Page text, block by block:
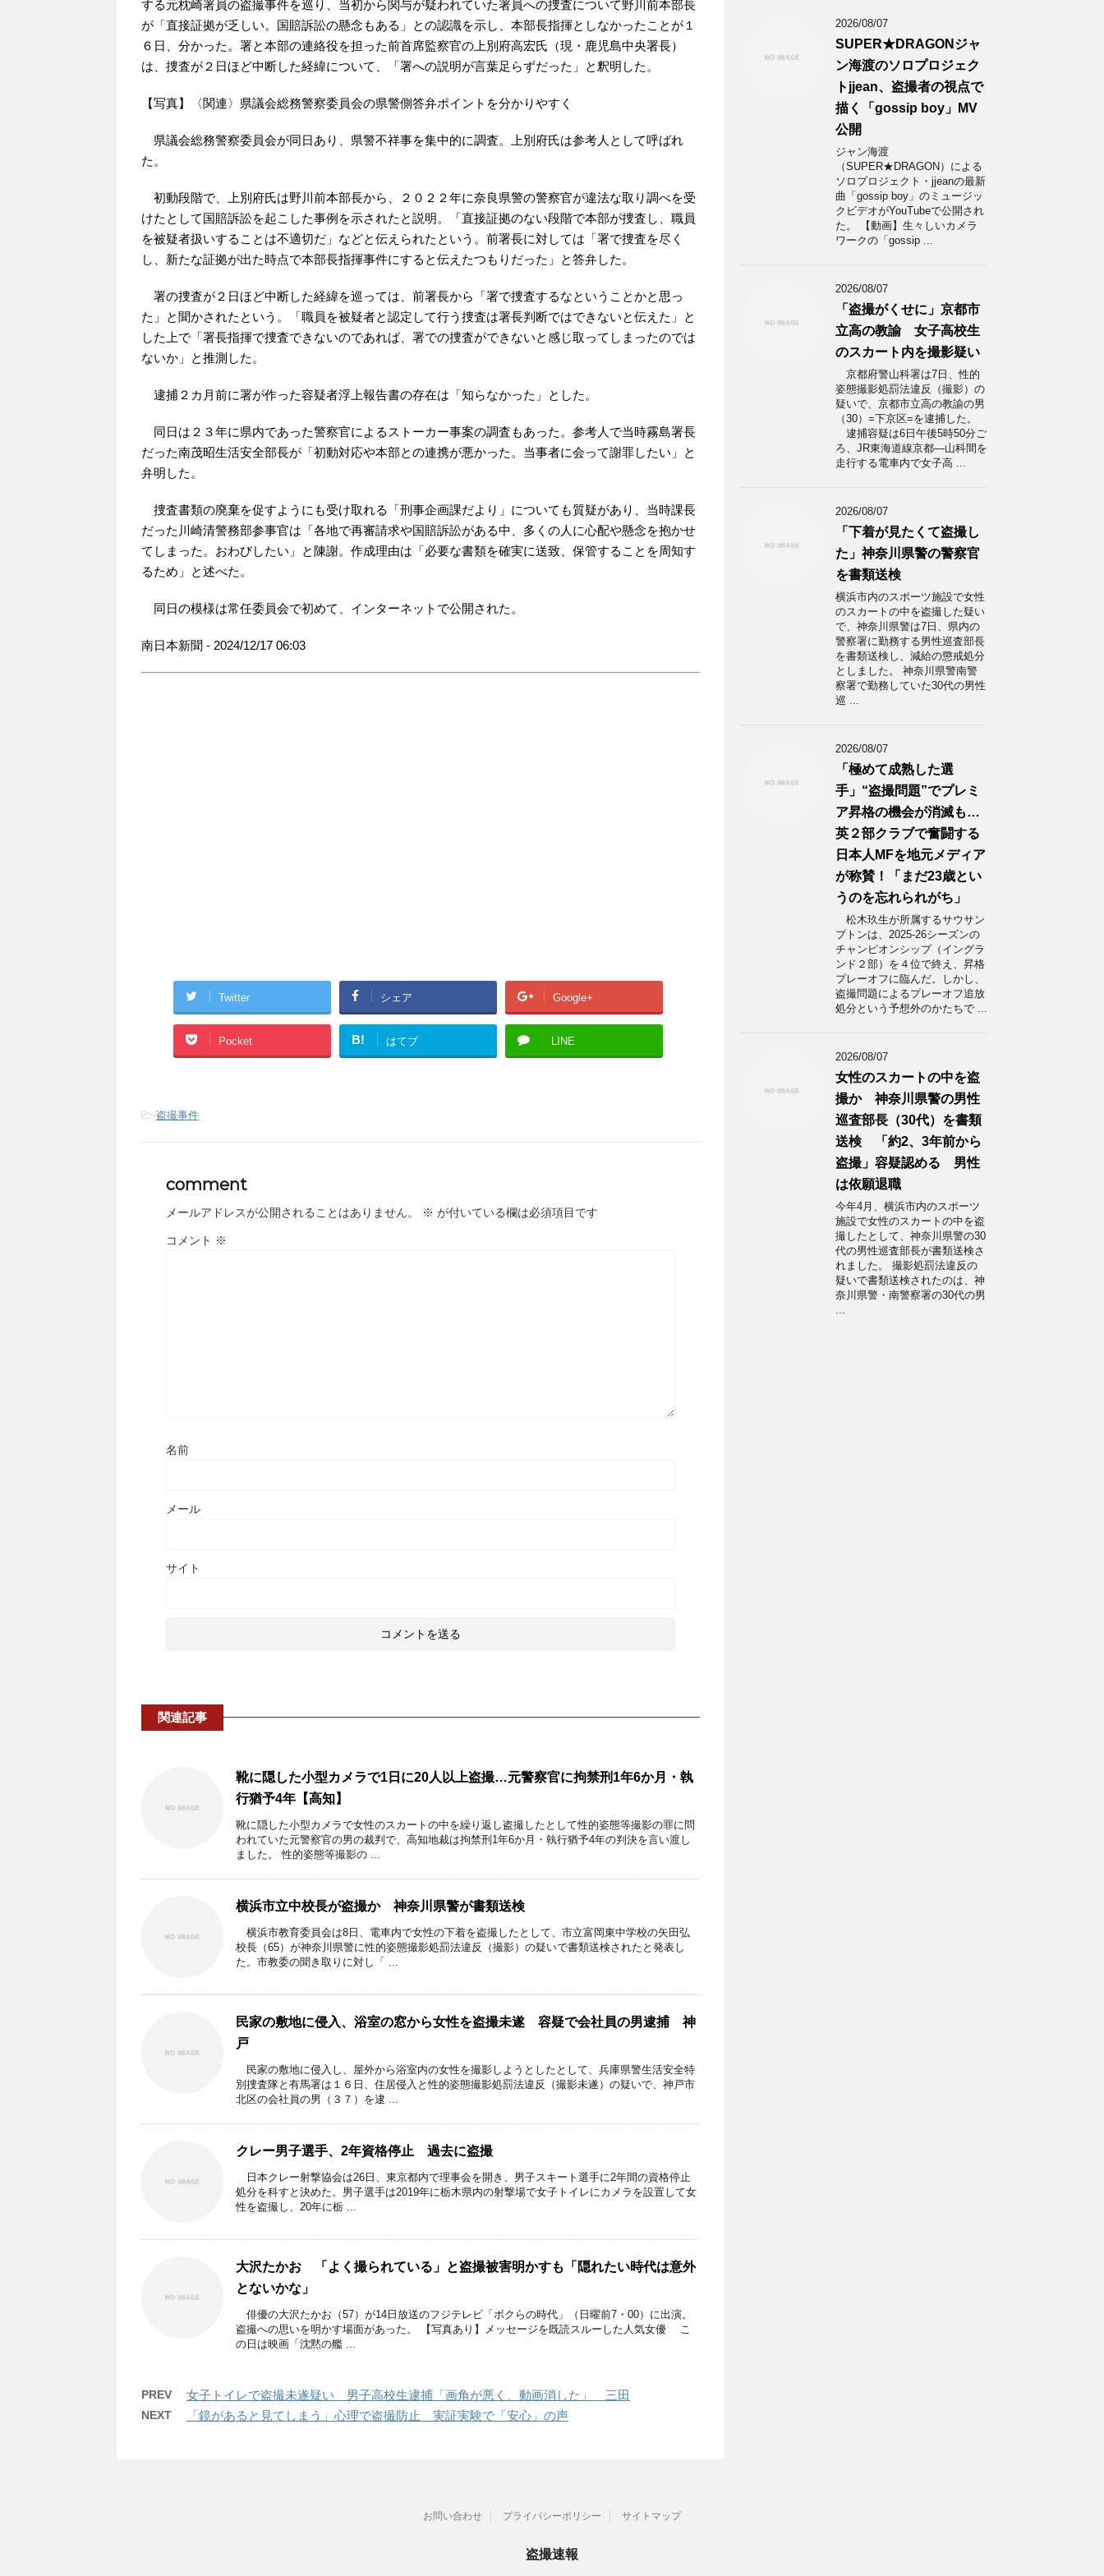
する元枕崎署員の盗撮事件を巡り、当初から関与が疑われていた署員への捜査について野川前本部長
が「直接証拠が乏しい。国賠訴訟の懸念もある」との認識を示し、本部長指揮としなかったことが１
６日、分かった。署と本部の連絡役を担った前首席監察官の上別府高宏氏（現・鹿児島中央署長）
は、捜査が２日ほど中断した経緯について、「署への説明が言葉足らずだった」と釈明した。
【写真】〈関連〉県議会総務警察委員会の県警側答弁ポイントを分かりやすく
県議会総務警察委員会が同日あり、県警不祥事を集中的に調査。上別府氏は参考人として呼ばれ
た。
初動段階で、上別府氏は野川前本部長から、２０２２年に奈良県警の警察官が違法な取り調べを受
けたとして国賠訴訟を起こした事例を示されたと説明。「直接証拠のない段階で本部が捜査し、職員
を被疑者扱いすることは不適切だ」などと伝えられたという。前署長に対しては「署で捜査を尽く
し、新たな証拠が出た時点で本部長指揮事件にすると伝えたつもりだった」と答弁した。
署の捜査が２日ほど中断した経緯を巡っては、前署長から「署で捜査するなということかと思っ
た」と聞かされたという。「職員を被疑者と認定して行う捜査は署長判断ではできないと伝えた」と
した上で「署長指揮で捜査できないのであれば、署での捜査ができないと感じ取ってしまったのでは
ないか」と推測した。
逮捕２カ月前に署が作った容疑者浮上報告書の存在は「知らなかった」とした。
同日は２３年に県内であった警察官によるストーカー事案の調査もあった。参考人で当時霧島署長
だった南茂昭生活安全部長が「初動対応や本部との連携が悪かった。当事者に会って謝罪したい」と
弁明した。
捜査書類の廃棄を促すようにも受け取れる「刑事企画課だより」についても質疑があり、当時課長
だった川崎清警務部参事官は「各地で再審請求や国賠訴訟がある中、多くの人に心配や懸念を抱かせ
てしまった。おわびしたい」と陳謝。作成理由は「必要な書類を確実に送致、保管することを周知す
るため」と述べた。
同日の模様は常任委員会で初めて、インターネットで公開された。
南日本新聞 - 2024/12/17 06:03
Twitter シェア Google+
Pocket B! はてブ LINE
-盗撮事件
comment
メールアドレスが公開されることはありません。 ※ が付いている欄は必須項目です
コメント ※
名前
メール
サイト
関連記事
靴に隠した小型カメラで1日に20人以上盗撮…元警察官に拘禁刑1年6か月・執
行猶予4年【高知】
靴に隠した小型カメラで女性のスカートの中を繰り返し盗撮したとして性的姿態等撮影の罪に問
われていた元警察官の男の裁判で、高知地裁は拘禁刑1年6か月・執行猶予4年の判決を言い渡し
ました。 性的姿態等撮影の ...
横浜市立中校長が盗撮か 神奈川県警が書類送検
横浜市教育委員会は8日、電車内で女性の下着を盗撮したとして、市立富岡東中学校の矢田弘
校長（65）が神奈川県警に性的姿態撮影処罰法違反（撮影）の疑いで書類送検されたと発表し
た。市教委の聞き取りに対し「 ...
民家の敷地に侵入、浴室の窓から女性を盗撮未遂 容疑で会社員の男逮捕 神
戸
民家の敷地に侵入し、屋外から浴室内の女性を撮影しようとしたとして、兵庫県警生活安全特
別捜査隊と有馬署は１６日、住居侵入と性的姿態撮影処罰法違反（撮影未遂）の疑いで、神戸市
北区の会社員の男（３７）を逮 ...
クレー男子選手、2年資格停止 過去に盗撮
日本クレー射撃協会は26日、東京都内で理事会を開き、男子スキート選手に2年間の資格停止
処分を科すと決めた。男子選手は2019年に栃木県内の射撃場で女子トイレにカメラを設置して女
性を盗撮し、20年に栃 ...
大沢たかお 「よく撮られている」と盗撮被害明かすも「隠れたい時代は意外
とないかな」
俳優の大沢たかお（57）が14日放送のフジテレビ「ボクらの時代」（日曜前7・00）に出演。
盗撮への思いを明かす場面があった。 【写真あり】メッセージを既読スルーした人気女優 こ
の日は映画「沈黙の艦 ...
PREV 女子トイレで盗撮未遂疑い 男子高校生逮捕「画角が悪く、動画消した」 三田
NEXT 「鏡があると見てしまう」心理で盗撮防止 実証実験で「安心」の声
2026/08/07
SUPER★DRAGONジャ
ン海渡のソロプロジェク
トjjean、盗撮者の視点で
描く「gossip boy」MV
公開
ジャン海渡
（SUPER★DRAGON）による
ソロプロジェクト・jjeanの最新
曲「gossip boy」のミュージッ
クビデオがYouTubeで公開され
た。 【動画】生々しいカメラ
ワークの「gossip ...
2026/08/07
「盗撮がくせに」京都市
立高の教諭 女子高校生
のスカート内を撮影疑い
京都府警山科署は7日、性的
姿態撮影処罰法違反（撮影）の
疑いで、京都市立高の教諭の男
（30）=下京区=を逮捕した。
逮捕容疑は6日午後5時50分ご
ろ、JR東海道線京都―山科間を
走行する電車内で女子高 ...
2026/08/07
「下着が見たくて盗撮し
た」神奈川県警の警察官
を書類送検
横浜市内のスポーツ施設で女性
のスカートの中を盗撮した疑い
で、神奈川県警は7日、県内の
警察署に勤務する男性巡査部長
を書類送検し、減給の懲戒処分
としました。 神奈川県警南警
察署で勤務していた30代の男性
巡 ...
2026/08/07
「極めて成熟した選
手」“盗撮問題”でプレミ
ア昇格の機会が消滅も…
英２部クラブで奮闘する
日本人MFを地元メディア
が称賛！「まだ23歳とい
うのを忘れられがち」
松木玖生が所属するサウサン
プトンは、2025-26シーズンの
チャンピオンシップ（イングラ
ンド２部）を４位で終え、昇格
プレーオフに臨んだ。しかし、
盗撮問題によるプレーオフ追放
処分という予想外のかたちで ...
2026/08/07
女性のスカートの中を盗
撮か 神奈川県警の男性
巡査部長（30代）を書類
送検 「約2、3年前から
盗撮」容疑認める 男性
は依願退職
今年4月、横浜市内のスポーツ
施設で女性のスカートの中を盗
撮したとして、神奈川県警の30
代の男性巡査部長が書類送検さ
れました。 撮影処罰法違反の
疑いで書類送検されたのは、神
奈川県警・南警察署の30代の男
...
お問い合わせ プライバシーポリシー サイトマップ
盗撮速報